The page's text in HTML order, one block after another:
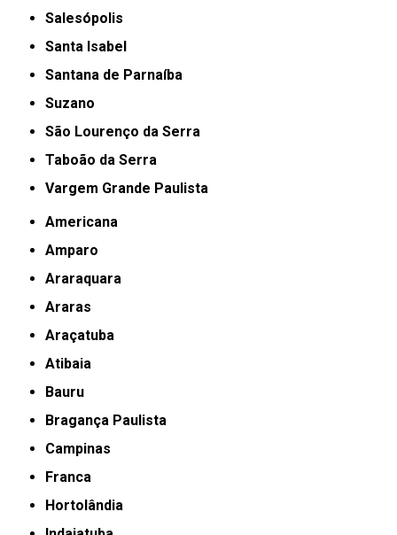
Salesópolis
Santa Isabel
Santana de Parnaíba
Suzano
São Lourenço da Serra
Taboão da Serra
Vargem Grande Paulista
Americana
Amparo
Araraquara
Araras
Araçatuba
Atibaia
Bauru
Bragança Paulista
Campinas
Franca
Hortolândia